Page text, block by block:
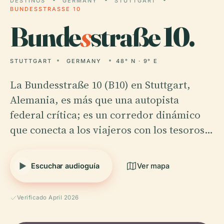
BUNDESSTRASSE 10
Bundesstraße 10.
STUTTGART GERMANY 48° N · 9° E
La Bundesstraße 10 (B10) en Stuttgart,
Alemania, es más que una autopista
federal crítica; es un corredor dinámico
que conecta a los viajeros con los tesoros…
Escuchar audioguía Ver mapa
Verificado April 2026